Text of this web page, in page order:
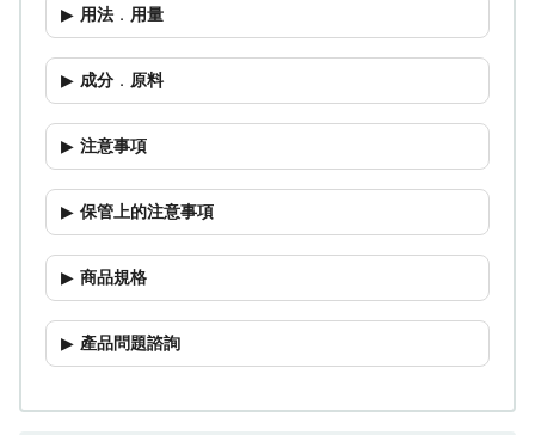
用法 ． 用量
成分 ． 原料
注意事項
保管上的注意事項
商品規格
產品問題諮詢